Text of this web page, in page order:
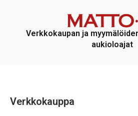
sivulla
valita
sivulla
Verkkokaupan ja
aukioloajat
Verkkokauppa